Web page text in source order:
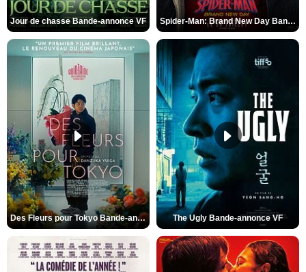
Jour de chasse Bande-annonce VF Spider-Man: Brand New Day Bande-annonce (3) VO STFR
Des Fleurs pour Tokyo Bande-annonce VO STFR The Ugly Bande-annonce VF